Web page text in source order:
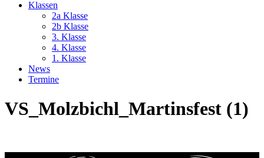
Klassen
2a Klasse
2b Klasse
3. Klasse
4. Klasse
1. Klasse
News
Termine
VS_Molzbichl_Martinsfest (1)